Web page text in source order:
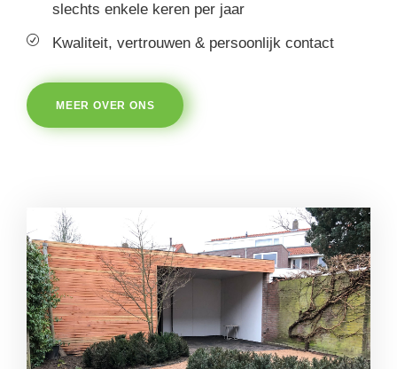
slechts enkele keren per jaar
Kwaliteit, vertrouwen & persoonlijk contact
MEER OVER ONS